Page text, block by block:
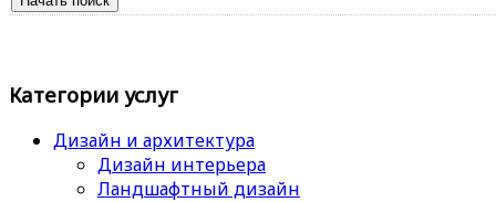
Категории услуг
Дизайн и архитектура
Дизайн интерьера
Ландшафтный дизайн